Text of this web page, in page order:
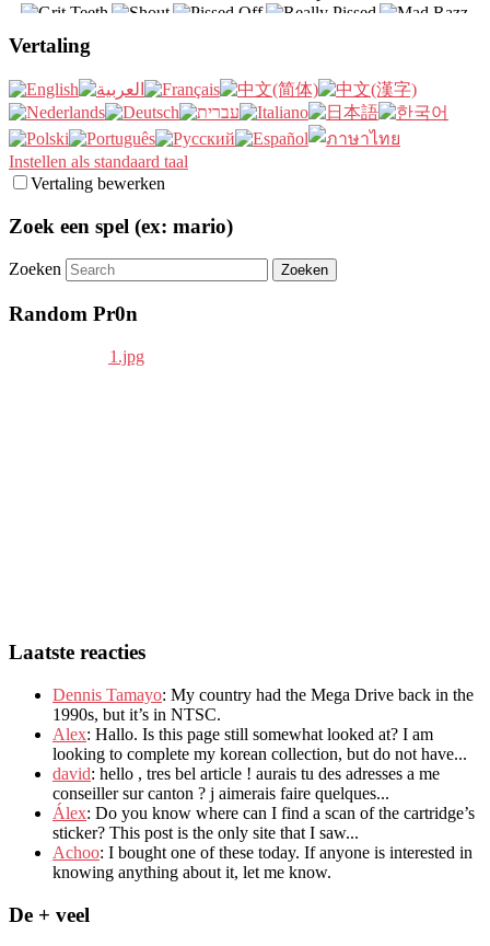
Vertaling
Instellen als standaard taal
Vertaling bewerken
Zoek een spel (ex: mario)
Zoeken
Random Pr0n
Laatste reacties
Dennis Tamayo: My country had the Mega Drive back in the
1990s, but it’s in NTSC.
Alex: Hallo. Is this page still somewhat looked at? I am
looking to complete my korean collection, but do not have...
david: hello , tres bel article ! aurais tu des adresses a me
conseiller sur canton ? j aimerais faire quelques...
Álex: Do you know where can I find a scan of the cartridge’s
sticker? This post is the only site that I saw...
Achoo: I bought one of these today. If anyone is interested in
knowing anything about it, let me know.
De + veel